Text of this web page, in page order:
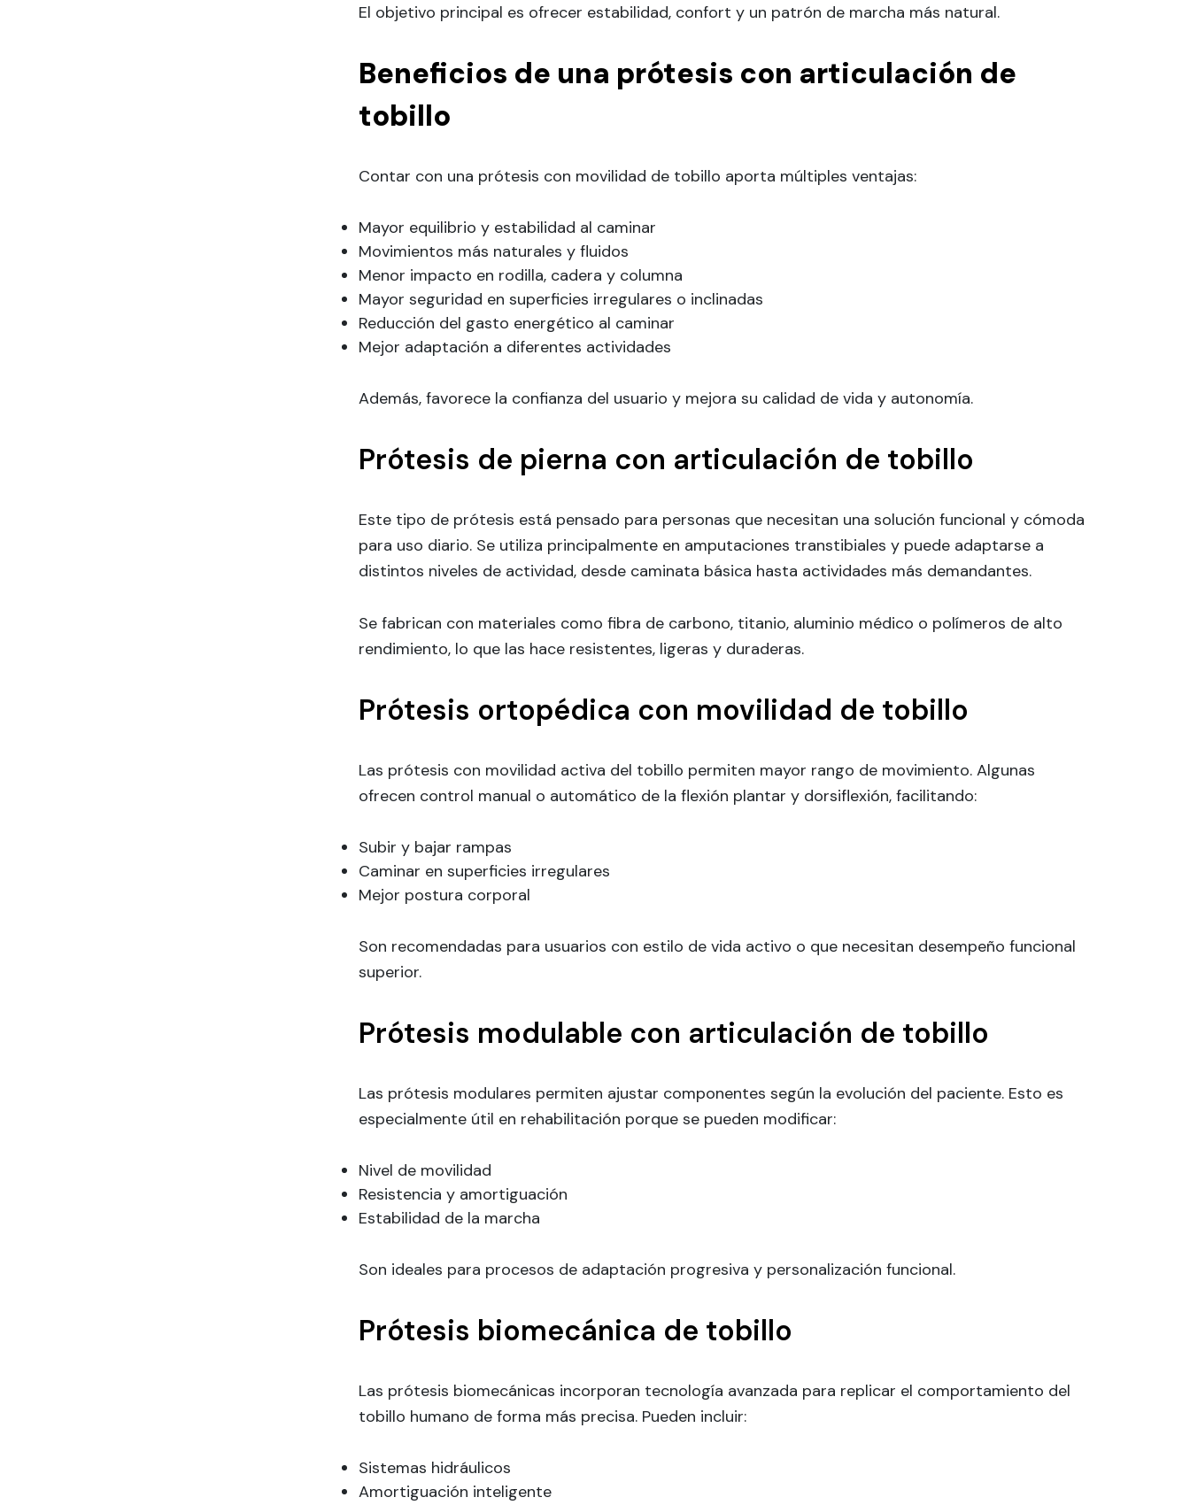
El objetivo principal es ofrecer estabilidad, confort y un patrón de marcha más natural.
Beneficios de una prótesis con articulación de
tobillo
Contar con una prótesis con movilidad de tobillo aporta múltiples ventajas:
Mayor equilibrio y estabilidad al caminar
Movimientos más naturales y fluidos
Menor impacto en rodilla, cadera y columna
Mayor seguridad en superficies irregulares o inclinadas
Reducción del gasto energético al caminar
Mejor adaptación a diferentes actividades
Además, favorece la confianza del usuario y mejora su calidad de vida y autonomía.
Prótesis de pierna con articulación de tobillo
Este tipo de prótesis está pensado para personas que necesitan una solución funcional y cómoda
para uso diario. Se utiliza principalmente en amputaciones transtibiales y puede adaptarse a
distintos niveles de actividad, desde caminata básica hasta actividades más demandantes.
Se fabrican con materiales como fibra de carbono, titanio, aluminio médico o polímeros de alto
rendimiento, lo que las hace resistentes, ligeras y duraderas.
Prótesis ortopédica con movilidad de tobillo
Las prótesis con movilidad activa del tobillo permiten mayor rango de movimiento. Algunas
ofrecen control manual o automático de la flexión plantar y dorsiflexión, facilitando:
Subir y bajar rampas
Caminar en superficies irregulares
Mejor postura corporal
Son recomendadas para usuarios con estilo de vida activo o que necesitan desempeño funcional
superior.
Prótesis modulable con articulación de tobillo
Las prótesis modulares permiten ajustar componentes según la evolución del paciente. Esto es
especialmente útil en rehabilitación porque se pueden modificar:
Nivel de movilidad
Resistencia y amortiguación
Estabilidad de la marcha
Son ideales para procesos de adaptación progresiva y personalización funcional.
Prótesis biomecánica de tobillo
Las prótesis biomecánicas incorporan tecnología avanzada para replicar el comportamiento del
tobillo humano de forma más precisa. Pueden incluir:
Sistemas hidráulicos
Amortiguación inteligente